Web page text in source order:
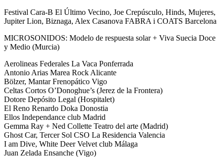
Festival Cara-B El Último Vecino, Joe Crepúsculo, Hinds, Mujeres,
Jupiter Lion, Biznaga, Alex Casanova FABRA i COATS Barcelona
MICROSONIDOS: Modelo de respuesta solar + Viva Suecia Doce
y Medio (Murcia)
Aerolineas Federales La Vaca Ponferrada
Antonio Arias Marea Rock Alicante
Bölzer, Mantar Frenopático Vigo
Celtas Cortos O’Donoghue’s (Jerez de la Frontera)
Dotore Depósito Legal (Hospitalet)
El Reno Renardo Doka Donostia
Ellos Independance club Madrid
Gemma Ray + Ned Collette Teatro del arte (Madrid)
Ghost Car, Tercer Sol CSO La Residencia Valencia
I am Dive, White Deer Velvet club Málaga
Juan Zelada Ensanche (Vigo)